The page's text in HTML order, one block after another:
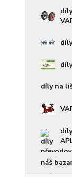
díly na
náš